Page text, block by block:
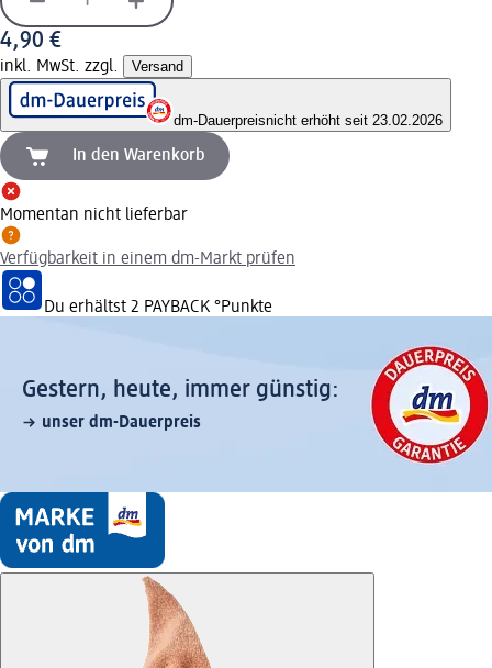
4,90 €
inkl. MwSt. zzgl. Versand
dm-Dauerpreisnicht erhöht seit 23.02.2026
In den Warenkorb
Momentan nicht lieferbar
Verfügbarkeit in einem dm-Markt prüfen
Du erhältst 2 PAYBACK °Punkte
Gestern, heute, immer günstig:
unser dm-Dauerpreis